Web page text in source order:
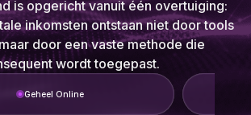
is opgericht vanuit één overtuiging:
inkomsten ontstaan niet door tools
door een vaste methode die
wordt toegepast.
Geheel Online